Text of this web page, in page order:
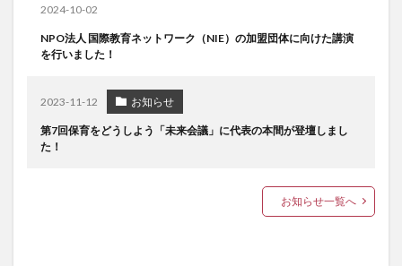
2024-10-02
NPO法人 国際教育ネットワーク（NIE）の加盟団体に向けた講演
を行いました！
2023-11-12 お知らせ
第7回保育をどうしよう「未来会議」に代表の本間が登壇しまし
た！
お知らせ一覧へ